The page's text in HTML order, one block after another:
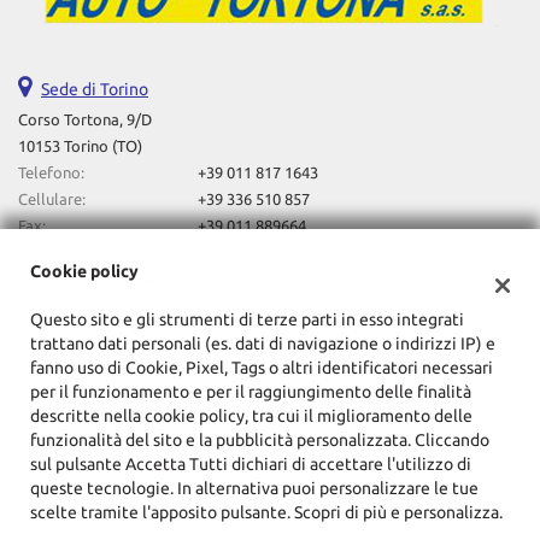
Sede di Torino
Corso Tortona, 9/D
10153 Torino (TO)
Telefono:
+39 011 817 1643
Cellulare:
+39 336 510 857
Fax:
+39 011 889664
Indicazioni stradali
Dati fiscali:
F.Lli Lovero Automobili Sas Di Davide Lovero & C
Corso Tortona, 9/D, Torino (TO)
C.F/P.IVA:10857720014
Registro delle imprese:TO
Cookie policy
Questo sito e gli strumenti di terze parti in esso integrati
trattano dati personali (es. dati di navigazione o indirizzi IP) e
fanno uso di Cookie, Pixel, Tags o altri identificatori necessari
per il funzionamento e per il raggiungimento delle finalità
descritte nella cookie policy, tra cui il miglioramento delle
funzionalità del sito e la pubblicità personalizzata. Cliccando
sul pulsante Accetta Tutti dichiari di accettare l'utilizzo di
queste tecnologie. In alternativa puoi personalizzare le tue
scelte tramite l'apposito pulsante. Scopri di più e personalizza.
questi
tracciamento
si
rimanda
alla
cookie
policy.
rivedere
modificare
le
tue
scelte
in
qualsiasi
momento.